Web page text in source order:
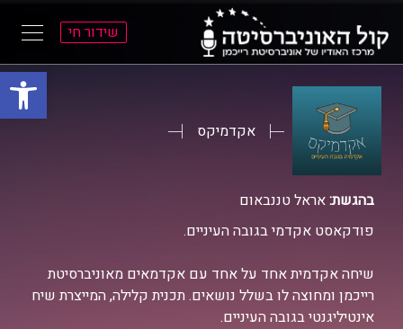
פתח
שידור חי
אקדמיקס
בהגשת:אראל טננבאום
פודקאסט אקדמי בגובה העיניים.
שיחה אקדמית אחד על אחד עם אקדמאים מאוניברסיטת
רייכמן ומחוצה לו בשלל נושאים. תכנית קלילה, המייצרת שיח
אינטיליגנטי בגובה העיניים.